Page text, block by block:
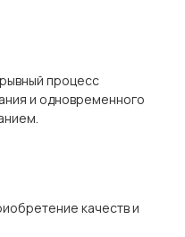
процесс
и одновременного
качеств и